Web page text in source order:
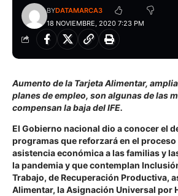
18 NOVIEMBRE, 2020 7:23 PM
BYDATAMARCA3
Aumento de la Tarjeta Alimentar,
planes de empleo, son algunas de las
compensan la baja del IFE.
El Gobierno nacional dio a conocer el
programas que reforzará en el proceso
asistencia económica a las familias y
la pandemia y que contemplan
Trabajo, de Recuperación Productiva,
Alimentar, la Asignación Universal por